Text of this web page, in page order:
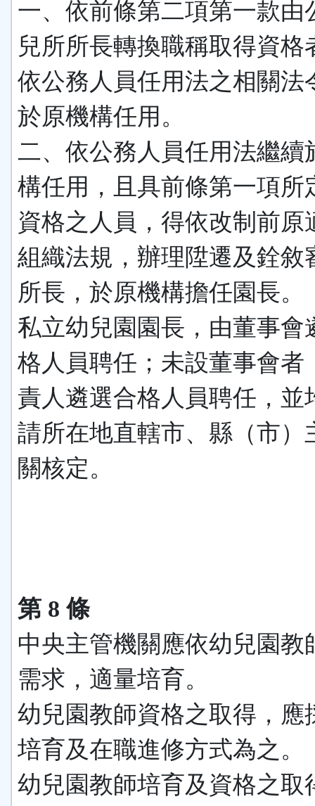
一、依前條第二項第一款由
兒所所長轉換職稱取得資格
依公務人員任用法之相關法
於原機構任用。
二、依公務人員任用法繼續
構任用，且具前條第一項所
資格之人員，得依改制前原
組織法規，辦理陞遷及銓敘
所長，於原機構擔任園長。
私立幼兒園園長，由董事會
格人員聘任；未設董事會者
責人遴選合格人員聘任，並
請所在地直轄市、縣（市）
關核定。
第 8 條
中央主管機關應依幼兒園教
需求，適量培育。
幼兒園教師資格之取得，應
培育及在職進修方式為之。
幼兒園教師培育及資格之取